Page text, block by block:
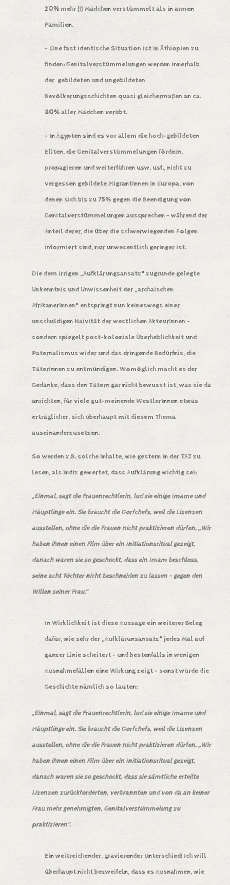
20% mehr (!) Mädchen verstümmelt als in armen
Familien.
– Eine fast identische Situation ist in Äthiopienzu
finden: Genitalverstümmelungen werden innerhalb
der gebildeten und ungebildeten
Bevölkerungsschichten quasi gleichermaßen an ca.
80% aller Mädchen verübt.
– In Ägyptensind es vor allem die hoch-gebildeten
Eliten, die Genitalverstümmelungen fördern,
propagieren und weiterführen usw. usf., nicht zu
vergessen gebildete MigrantInnen in Europa, von
denen sich bis zu 75% gegen die Beendigung von
Genitalverstümmelungen aussprechen – während der
Anteil derer, die über die schwerwiegenden Folgen
informiert sind, nur unwesentlich geringer ist.
Die dem irrigen „Aufklärungsansatz“ zugrunde gelegte
Unkenntnis und Unwissenheit der „archaischen
AfrikanerInnen“ entspringt nun keineswegs einer
unschuldigen Naivität der westlichen AkteurInnen –
sondern spiegelt post-koloniale Überheblichkeit und
Paternalismus wider und das dringende Bedürfnis, die
TäterInnen zu entmündigen. Womöglich macht es der
Gedanke, dass den Tätern gar nicht bewusst ist, was sie da
anrichten, für viele gut-meinende WestlerInnen etwas
erträglicher, sich überhaupt mit diesem Thema
auseinanderzusetzen.
So werden z.B. solche Inhalte, wie gestern in der TAZ zu
lesen, als Indiz gewertet, dass Aufklärung wichtig sei:
„Einmal, sagt die Frauenrechtlerin, lud sie einige Imame und
Häuptlinge ein. Sie braucht die Dorfchefs, weil die Lizenzen
ausstellen, ohne die die Frauen nicht praktizieren dürfen. „Wir
haben ihnen einen Film über ein Initiationsritual gezeigt,
danach waren sie so geschockt, dass ein Imam beschloss,
seine acht Töchter nicht beschneiden zu lassen – gegen den
Willen seiner Frau.“
In Wirklichkeit ist diese Aussage ein weiterer Beleg
dafür, wie sehr der „Aufklärunsansatz“ jedes Mal auf
ganzer Linie scheitert – und bestenfalls in wenigen
Ausnahmefällen eine Wirkung zeigt – sonst würde die
Geschichte nämlich so lauten:
„Einmal, sagt die Frauenrechtlerin, lud sie einige Imame und
Häuptlinge ein. Sie braucht die Dorfchefs, weil die Lizenzen
ausstellen, ohne die die Frauen nicht praktizieren dürfen. „Wir
haben ihnen einen Film über ein Initiationsritual gezeigt,
danach waren sie so geschockt, dass sie sämtliche erteilte
Lizenzen zurückforderten, verbrannten und von da an keiner
Frau mehr genehmigten, Genitalverstümmelung zu
praktizieren“.
Ein weitreichender, gravierender Unterschied! Ich will
überhaupt nicht bezweifeln, dass es Ausnahmen, wie